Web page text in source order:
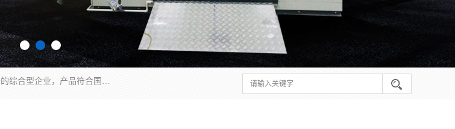
湖南兰思仪器有限公司是一家从事检测仪器研发生产销售和维修保养服务的综合型企业，产品符合国际标准可按需定制专业售前售后工程师，主要有门窗性能体验箱、门窗隔音展示箱、恒温恒湿试验箱、步入式恒温恒湿房、高低温试验箱、老化试验箱、老化试验房、恒温恒湿培养箱、水泥标准养护试验箱、电热鼓风干燥试验箱、真空干燥箱、工业烤箱、盐雾腐蚀试验箱等。